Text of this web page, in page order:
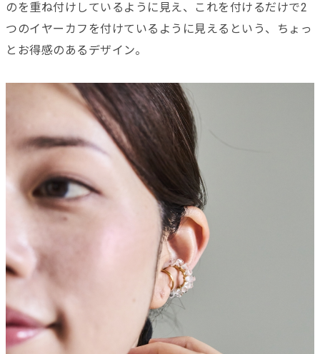
のを重ね付けしているように見え、これを付けるだけで2
つのイヤーカフを付けているように見えるという、ちょっ
とお得感のあるデザイン。